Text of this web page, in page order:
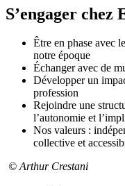
S’engager chez
Être en phase avec
notre époque
Échanger avec de
Développer un
profession
Rejoindre une
l’autonomie et
Nos valeurs :
collective et
© Arthur Crestani